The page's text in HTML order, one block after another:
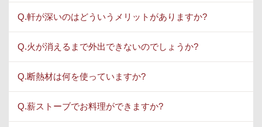
Q.軒が深いのはどういうメリットがありますか?
Q.火が消えるまで外出できないのでしょうか?
Q.断熱材は何を使っていますか?
Q.薪ストーブでお料理ができますか?